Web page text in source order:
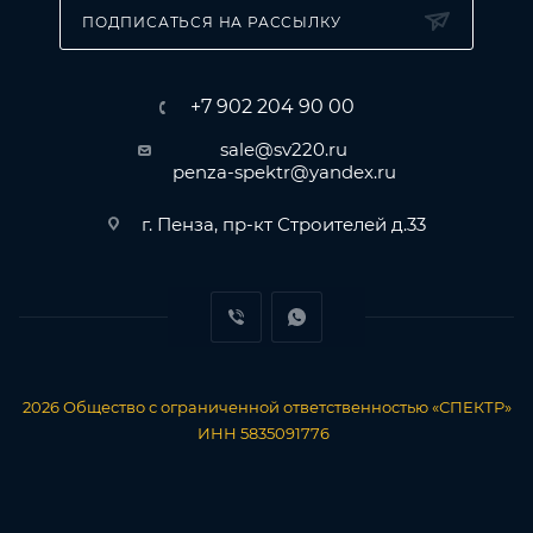
ПОДПИСАТЬСЯ НА РАССЫЛКУ
+7 902 204 90 00
sale@sv220.ru
penza-spektr@yandex.ru
г. Пенза, пр-кт Строителей д.33
2026 Общество с ограниченной ответственностью «СПЕКТР»
ИНН 5835091776